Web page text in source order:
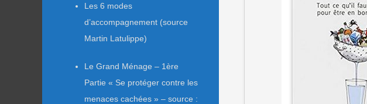
Les 6 modes
d’accompagnement (source
Martin Latulippe)
Le Grand Ménage – 1ère
Partie « Se protéger contre les
menaces cachées » – source :